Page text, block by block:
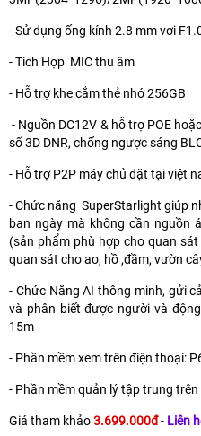
- Sử dụng ống kính 2.8 mm vơi
- Tich Hợp MIC thu âm
- Hỗ trợ khe cắm thẻ nhớ 256GB
- Nguồn DC12V & hỗ trợ POE
số 3D DNR, chống ngược sáng
- Hỗ trợ P2P máy chủ đặt tại việt
- Chức năng SuperStarlight giúp
ban ngày mà không cần nguồn
(sản phẩm phù hợp cho quan
quan sát cho ao, hồ ,đầm, vườn
- Chức Năng AI thông minh, gửi
và phân biết được người và
15m
- Phần mềm xem trên điện thoại:
- Phần mềm quản lý tập trung trên
Giá tham khảo3.699.000đ- Liên